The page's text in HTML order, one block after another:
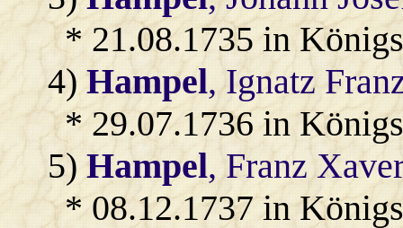
* 21.08.1735 in
4)Hampel, Ignatz
* 29.07.1736 in
5)Hampel, Franz
* 08.12.1737 in